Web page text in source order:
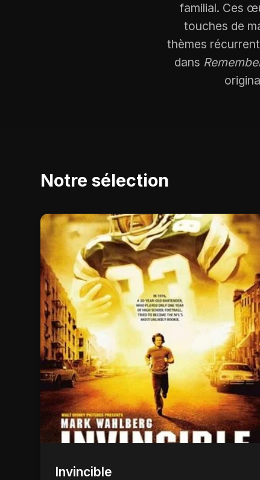
familial. Ces
touches de
thèmes
dans
Notre sélection
Invincible